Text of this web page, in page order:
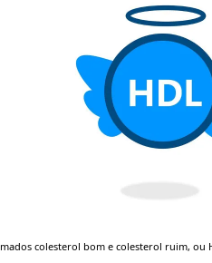
colesterol bom e colesterol ruim, ou